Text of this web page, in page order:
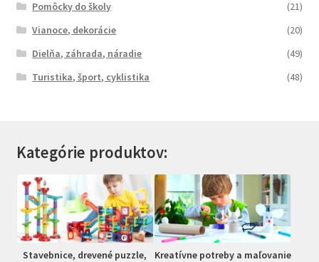
Pomôcky do školy
(21)
Vianoce, dekorácie
(20)
Dielňa, záhrada, náradie
(49)
Turistika, šport, cyklistika
(48)
Kategórie produktov:
Stavebnice, drevené puzzle,
Kreatívne potreby a maľovanie